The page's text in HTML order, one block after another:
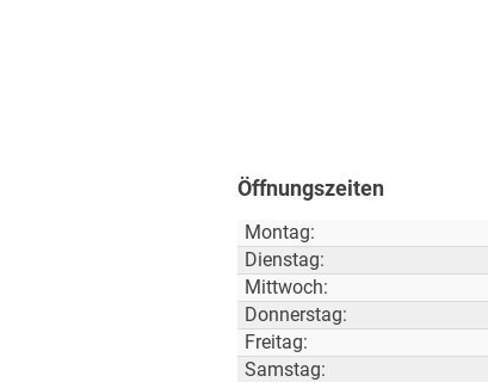
Öffnungszeiten
Montag:
Dienstag:
Mittwoch:
Donnerstag:
Freitag:
Samstag: